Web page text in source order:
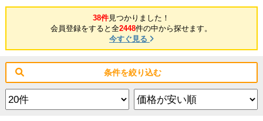
38件見つかりました！
会員登録をすると全2448件の中から探せます。
今すぐ見る
条件を絞り込む